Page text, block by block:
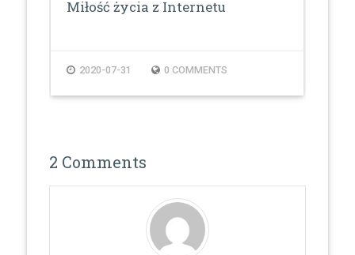
Miłość życia z Internetu
2020-07-31 0 COMMENTS
2 Comments